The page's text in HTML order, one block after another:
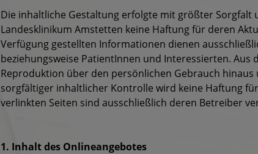
Die inhaltliche Gestaltung erfolgte mit größter
Landesklinikum Amstetten keine Haftung für deren
Verfügung gestellten Informationen dienen
beziehungsweise PatientInnen und Interessierten.
Reproduktion über den persönlichen Gebrauch
sorgfältiger inhaltlicher Kontrolle wird keine Haftung
verlinkten Seiten sind ausschließlich deren Betreiber
1. Inhalt des Onlineangebotes